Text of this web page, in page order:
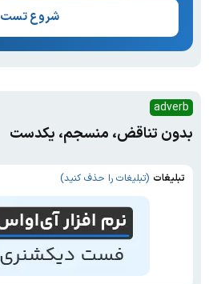
شروع تست
adverb
بدون تناقض، منسجم، یکدست
تبلیغات (تبلیغات را حذف کنید)